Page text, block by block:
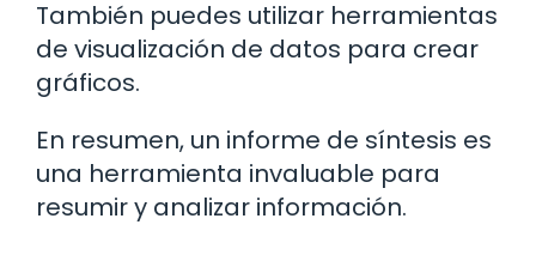
También puedes utilizar herramientas
de visualización de datos para crear
gráficos.
En resumen, un informe de síntesis es
una herramienta invaluable para
resumir y analizar información.